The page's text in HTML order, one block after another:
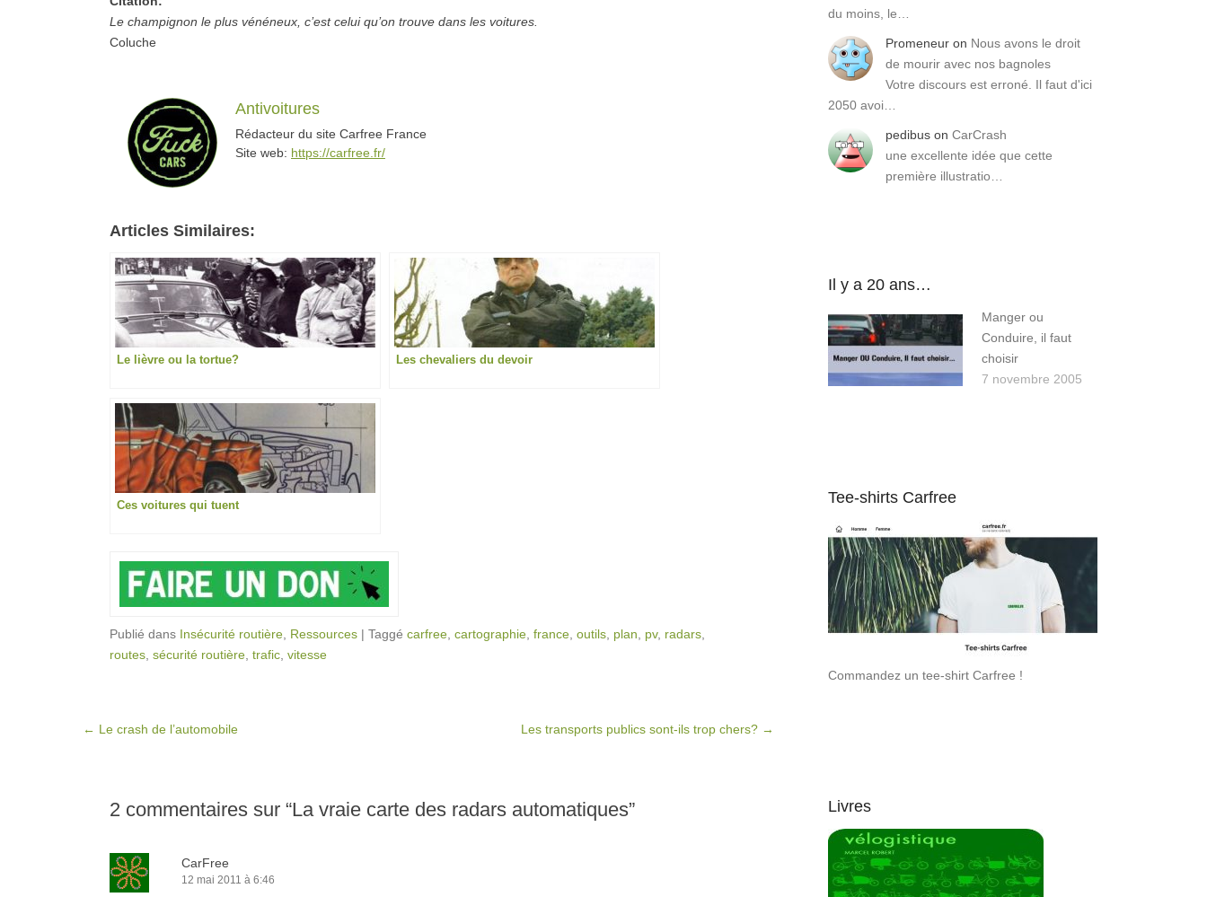
Le champignon le plus vénéneux, c’est celui qu’on trouve dans les voitures.
Coluche
Antivoitures
Rédacteur du site Carfree France
Site web: https://carfree.fr/
Articles Similaires:
Le lièvre ou la tortue? Les chevaliers du devoir
Ces voitures qui tuent
Publié dans Insécurité routière Ressources | Taggé carfree cartographie france outils plan pv, radars
routes sécurité routière trafic vitesse
Post navigation
← Le crash de l’automobile Les transports publics sont-ils trop chers? →
2 commentaires sur “La vraie carte des radars automatiques”
CarFree
12 mai 2011 à 6:46
du moins, le…
Promeneur on Nous avons le droit
de mourir avec nos bagnoles
Votre discours est erroné. Il faut d'ici
2050 avoi…
pedibus on CarCrash
une excellente idée que cette
première illustratio…
Il y a 20 ans…
Manger ou
Conduire, il faut
choisir
7 novembre 2005
Tee-shirts Carfree
Commandez un tee-shirt Carfree !
Livres